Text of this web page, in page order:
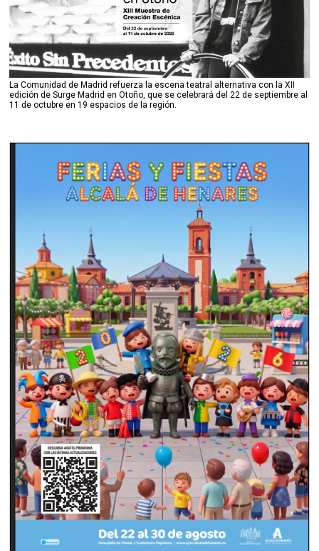
La Comunidad de Madrid refuerza la escena teatral alternativa con la XII
edición de Surge Madrid en Otoño, que se celebrará del 22 de septiembre al
11 de octubre en 19 espacios de la región.